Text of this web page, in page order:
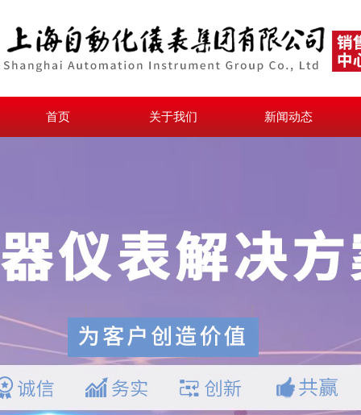
首页 关于我们 新闻动态